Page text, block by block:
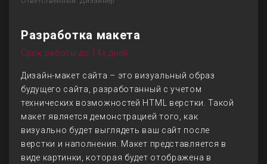
Разработка макета
Срок работы до 14х дней
Дизайн-макет сайта – это визуальный образ
будущего сайта, разработанный с учетом
технических возможностей HTML верстки. Такой
макет является демонстрацией того, как
визуально будет выглядеть ваш сайт после
верстки и наполнения. Макет представляется в
виде картинки, которая будет отображена в